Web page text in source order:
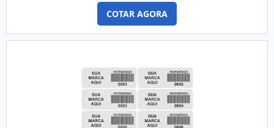
ITENS DE SEGURANÇA OBRIGATÓRIOSEntre as mais
diversas preocupações que o comércio deve ter para
distribuir seus itens com total qualidade estão os adesivos
rótulos, isso porque estes acessórios, além de colaborarem
COTAR AGORA